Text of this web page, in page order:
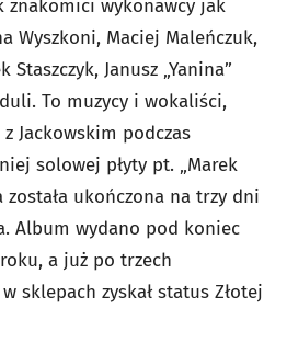
wykonawcy jak
Wyszkoni, Maciej Maleńczuk,
Janusz „Yanina”
To muzycy i wokaliści,
Jackowskim podczas
solowej płyty pt. „Marek
została ukończona na trzy dni
Album wydano pod koniec
a już po trzech
sklepach zyskał status Złotej